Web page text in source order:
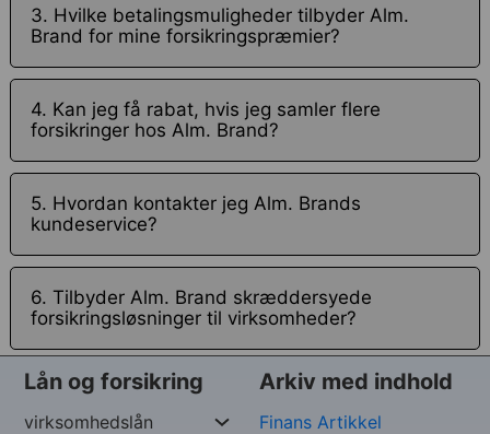
3. Hvilke betalingsmuligheder tilbyder Alm.
Brand for mine forsikringspræmier?
4. Kan jeg få rabat, hvis jeg samler flere
forsikringer hos Alm. Brand?
5. Hvordan kontakter jeg Alm. Brands
kundeservice?
6. Tilbyder Alm. Brand skræddersyede
forsikringsløsninger til virksomheder?
Lån og forsikring
virksomhedslån
Arkiv med indhold
Finans Artikkel